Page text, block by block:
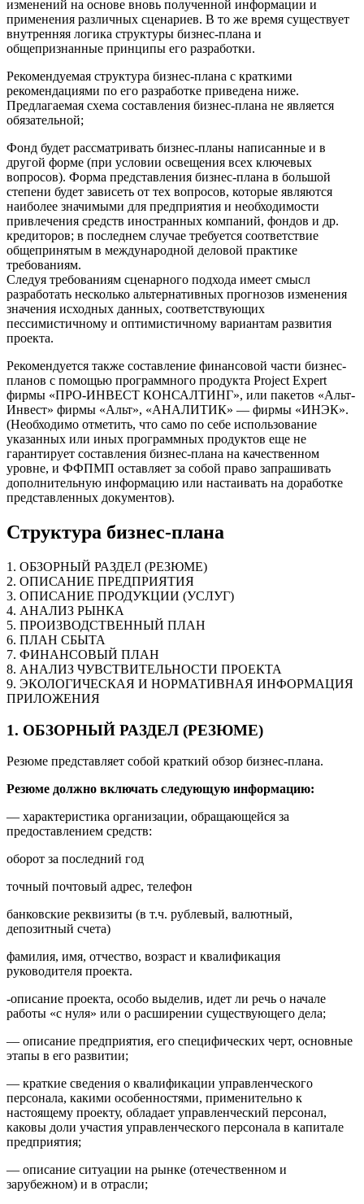
изменений на основе вновь полученной информации и
применения различных сценариев. В то же время существует
внутренняя логика структуры бизнес-плана и
общепризнанные принципы его разработки.
Рекомендуемая структура бизнес-плана с краткими
рекомендациями по его разработке приведена ниже.
Предлагаемая схема составления бизнес-плана не является
обязательной;
Фонд будет рассматривать бизнес-планы написанные и в
другой форме (при условии освещения всех ключевых
вопросов). Форма представления бизнес-плана в большой
степени будет зависеть от тех вопросов, которые являются
наиболее значимыми для предприятия и необходимости
привлечения средств иностранных компаний, фондов и др.
кредиторов; в последнем случае требуется соответствие
общепринятым в международной деловой практике
требованиям.
Следуя требованиям сценарного подхода имеет смысл
разработать несколько альтернативных прогнозов изменения
значения исходных данных, соответствующих
пессимистичному и оптимистичному вариантам развития
проекта.
Рекомендуется также составление финансовой части бизнес-
планов с помощью программного продукта Project Expert
фирмы «ПРО-ИНВЕСТ КОНСАЛТИНГ», или пакетов «Альт-
Инвест» фирмы «Альт», «АНАЛИТИК» — фирмы «ИНЭК».
(Необходимо отметить, что само по себе использование
указанных или иных программных продуктов еще не
гарантирует составления бизнес-плана на качественном
уровне, и ФФПМП оставляет за собой право запрашивать
дополнительную информацию или настаивать на доработке
представленных документов).
Структура бизнес-плана
1. ОБЗОРНЫЙ РАЗДЕЛ (РЕЗЮМЕ)
2. ОПИСАНИЕ ПРЕДПРИЯТИЯ
3. ОПИСАНИЕ ПРОДУКЦИИ (УСЛУГ)
4. АНАЛИЗ РЫНКА
5. ПРОИЗВОДСТВЕННЫЙ ПЛАН
6. ПЛАН СБЫТА
7. ФИНАНСОВЫЙ ПЛАН
8. АНАЛИЗ ЧУВСТВИТЕЛЬНОСТИ ПРОЕКТА
9. ЭКОЛОГИЧЕСКАЯ И НОРМАТИВНАЯ ИНФОРМАЦИЯ
ПРИЛОЖЕНИЯ
1. ОБЗОРНЫЙ РАЗДЕЛ (РЕЗЮМЕ)
Резюме представляет собой краткий обзор бизнес-плана.
Резюме должно включать следующую информацию:
— характеристика организации, обращающейся за
предоставлением средств:
оборот за последний год
точный почтовый адрес, телефон
банковские реквизиты (в т.ч. рублевый, валютный,
депозитный счета)
фамилия, имя, отчество, возраст и квалификация
руководителя проекта.
-описание проекта, особо выделив, идет ли речь о начале
работы «с нуля» или о расширении существующего дела;
— описание предприятия, его специфических черт, основные
этапы в его развитии;
— краткие сведения о квалификации управленческого
персонала, какими особенностями, применительно к
настоящему проекту, обладает управленческий персонал,
каковы доли участия управленческого персонала в капитале
предприятия;
— описание ситуации на рынке (отечественном и
зарубежном) и в отрасли;